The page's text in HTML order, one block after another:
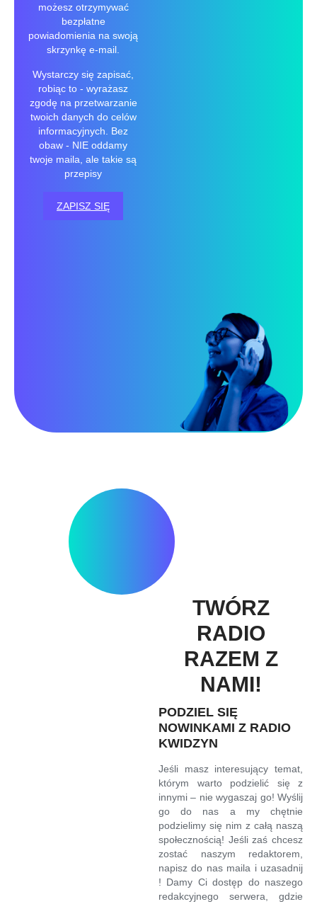
możesz otrzymywać
bezpłatne
powiadomienia na swoją
skrzynkę e-mail.
Wystarczy się zapisać,
robiąc to - wyrażasz
zgodę na przetwarzanie
twoich danych do celów
informacyjnych. Bez
obaw - NIE oddamy
twoje maila, ale takie są
przepisy
ZAPISZ SIĘ
TWÓRZ
RADIO
RAZEM Z
NAMI!
PODZIEL SIĘ
NOWINKAMI Z RADIO
KWIDZYN
Jeśli masz interesujący temat,
którym warto podzielić się z
innymi – nie wygaszaj go! Wyślij
go do nas a my chętnie
podzielimy się nim z całą naszą
społecznością! Jeśli zaś chcesz
zostać naszym redaktorem,
napisz do nas maila i uzasadnij
! Damy Ci dostęp do naszego
redakcyjnego serwera, gdzie